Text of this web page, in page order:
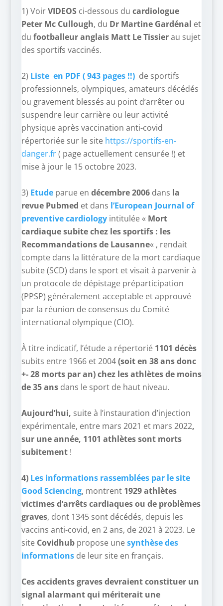
1) VoirVIDEOSci-dessous du cardiologue
Peter Mc Cullough, du Dr Martine Gardénal et
du footballeur anglais Matt Le Tissierau sujet
des sportifs vaccinés.
2) Liste en PDF ( 943 pages !!)de sportifs
professionnels, olympiques, amateurs décédés
ou gravement blessés au point d’arrêter ou
suspendre leur carrière ou leur activité
physique après vaccination anti-covid
répertoriée sur le site https://sportifs-en-
danger.fr( page actuellement censurée !) et
mise à jour le 15 octobre 2023.
3) Etudeparue en décembre 2006dans la
revue Pubmed et dans l’European Journal of
preventive cardiologyintitulée « Mort
cardiaque subite chez les sportifs : les
Recommandations de Lausanne« , rendait
compte dans la littérature de la mort cardiaque
subite (SCD) dans le sport et visait à parvenir à
un protocole de dépistage préparticipation
(PPSP) généralement acceptable et approuvé
par la réunion de consensus du Comité
international olympique (CIO).
À titre indicatif, l’étude a répertorié1101 décès
subits entre 1966 et 2004(soit en 38 ans donc
+- 28 morts par an) chez les athlètes de moins
de 35 ansdans le sport de haut niveau.
Aujourd’hui, suite à l’instauration d’injection
expérimentale, entre mars 2021 et mars 2022,
sur une année, 1101 athlètes sont morts
subitement!
4) Les informations rassemblées par le site
Good Sciencing, montrent 1929 athlètes
victimes d’arrêts cardiaques ou de problèmes
graves, dont 1345 sont décédés, depuis les
vaccins anti-covid, en 2 ans, de 2021 à 2023. Le
site Covidhubpropose unesynthèse des
informationsde leur site en français.
Ces accidents graves devraient constituer un
signal alarmant qui mériterait une